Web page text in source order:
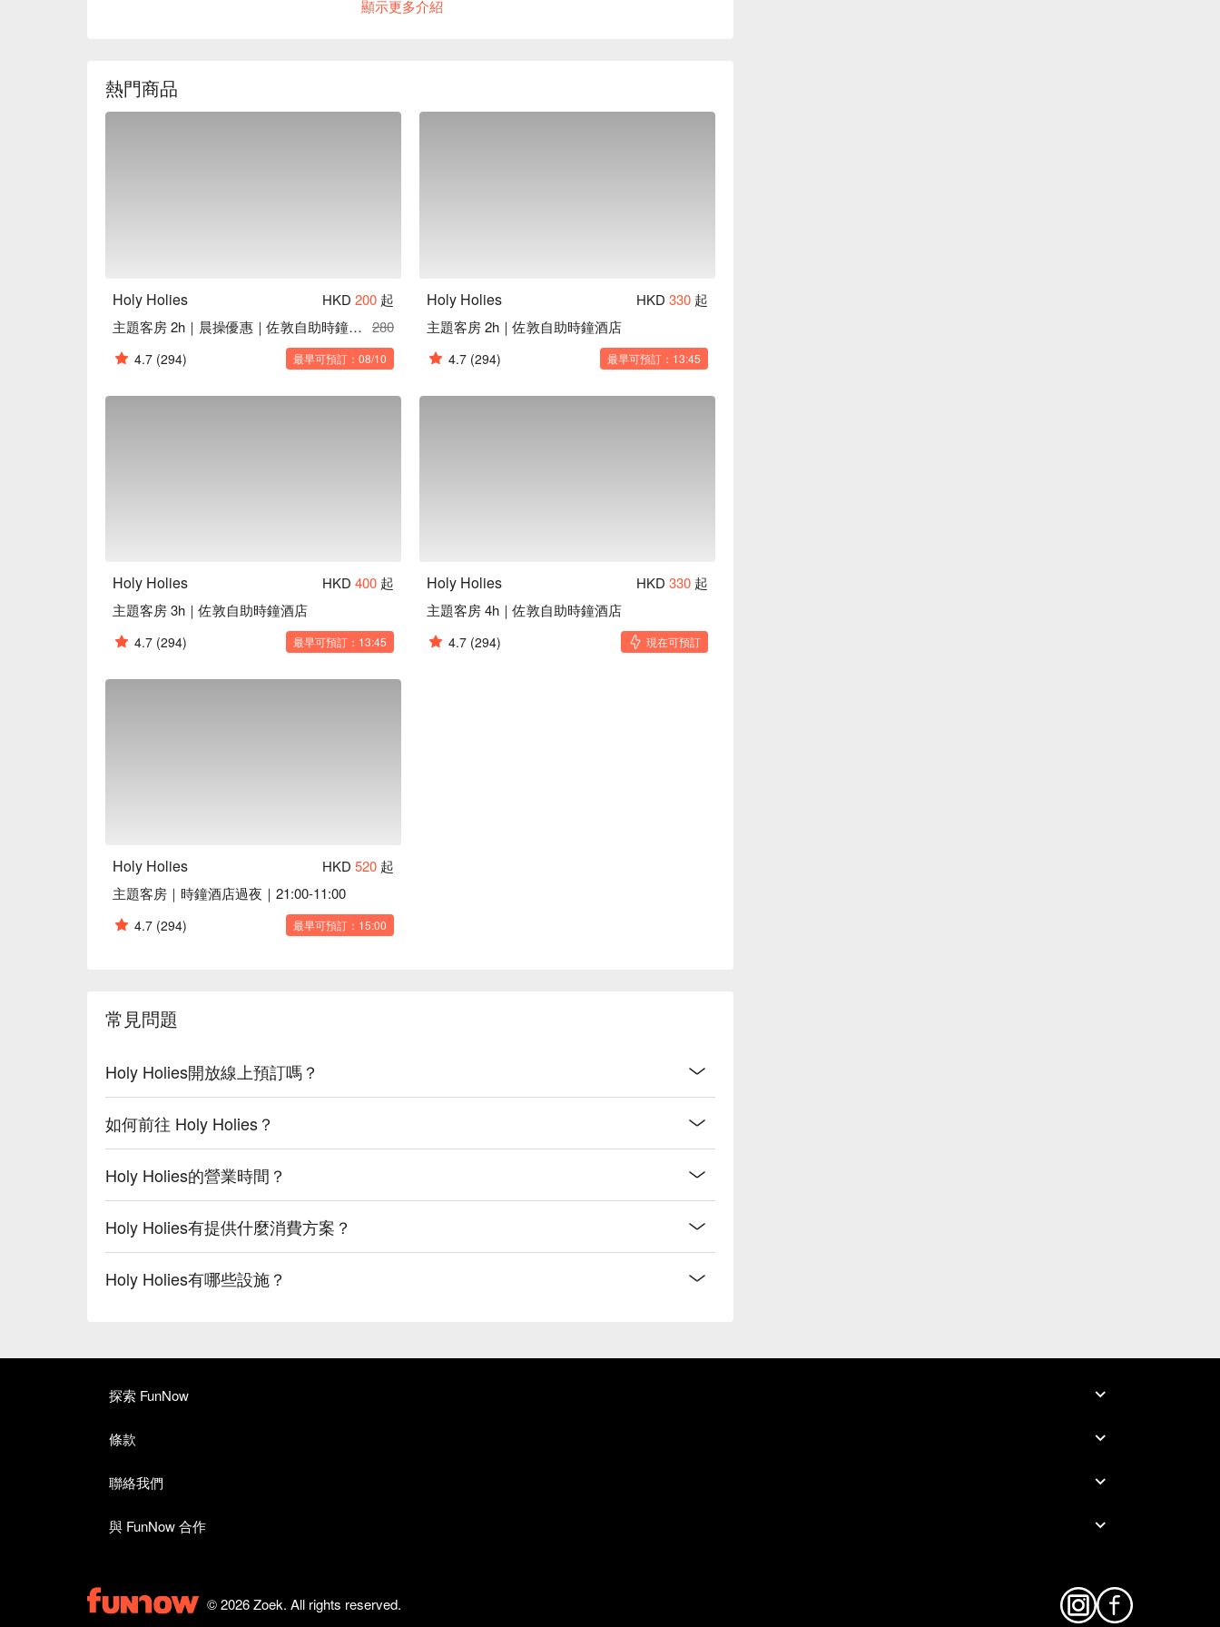
Holy Holies推薦：距離佐敦地鐵站僅有2分鐘步行路程
顯示更多介紹
熱門商品
Holy Holies HKD 200 起
主題客房 2h｜晨操優惠｜佐敦自助時鐘酒店 280
4.7 (294) 最早可預訂：08/10
Holy Holies HKD 330 起
主題客房 2h｜佐敦自助時鐘酒店
4.7 (294) 最早可預訂：13:45
Holy Holies HKD 400 起
主題客房 3h｜佐敦自助時鐘酒店
4.7 (294) 最早可預訂：13:45
Holy Holies HKD 330 起
主題客房 4h｜佐敦自助時鐘酒店
4.7 (294) 現在可預訂
Holy Holies HKD 520 起
主題客房｜時鐘酒店過夜｜21:00-11:00
4.7 (294) 最早可預訂：15:00
常見問題
Holy Holies開放線上預訂嗎？
如何前往 Holy Holies？
Holy Holies的營業時間？
Holy Holies有提供什麼消費方案？
Holy Holies有哪些設施？
探索 FunNow
條款
聯絡我們
與 FunNow 合作
© 2026 Zoek. All rights reserved.